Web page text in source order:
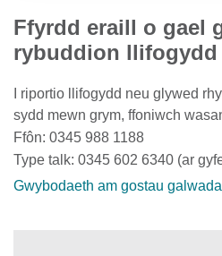
Ffyrdd eraill o gael
rybuddion llifogydd
I riportio llifogydd neu glywed
sydd mewn grym, ffoniwch
Ffôn: 0345 988 1188
Type talk: 0345 602 6340 (ar
Gwybodaeth am gostau